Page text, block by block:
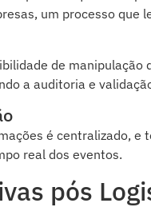
um processo que
de
a auditoria e
é centralizado, e
real dos eventos.
pós